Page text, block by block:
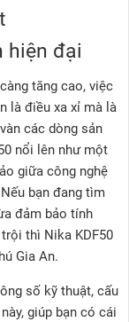
hiện đại
tăng cao, việc
là điều xa xỉ mà là
các dòng sản
nổi lên như một
giữa công nghệ
bạn đang tìm
đảm bảo tính
thì Nika KDF50
Gia An.
số kỹ thuật, cấu
giúp bạn có cái